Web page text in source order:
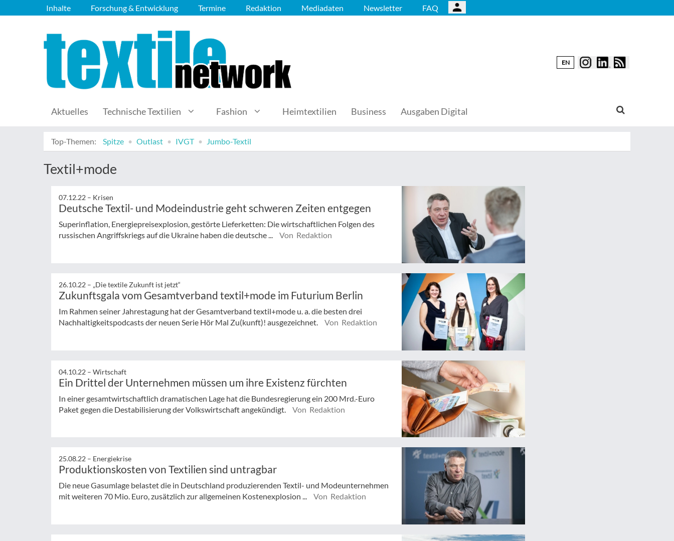
Inhalte Forschung & Entwicklung Termine Redaktion Mediadaten Newsletter FAQ
EN
Aktuelles Technische Textilien Fashion Heimtextilien Business Ausgaben Digital
Top-Themen: Spitze Outlast IVGT Jumbo-Textil
Textil+mode
07.12.22 – Krisen
Deutsche Textil- und Modeindustrie geht schweren Zeiten entgegen
Superinflation, Energiepreisexplosion, gestörte Lieferketten: Die wirtschaftlichen Folgen des
russischen Angriffskriegs auf die Ukraine haben die deutsche ...
Von Redaktion
26.10.22 – „Die textile Zukunft ist jetzt“
Zukunftsgala vom Gesamtverband textil+mode im Futurium Berlin
Im Rahmen seiner Jahrestagung hat der Gesamtverband textil+mode u. a. die besten drei
Nachhaltigkeitspodcasts der neuen Serie Hör Mal Zu(kunft)! ausgezeichnet.
Von Redaktion
04.10.22 – Wirtschaft
Ein Drittel der Unternehmen müssen um ihre Existenz fürchten
In einer gesamtwirtschaftlich dramatischen Lage hat die Bundesregierung ein 200 Mrd.-Euro
Paket gegen die Destabilisierung der Volkswirtschaft angekündigt.
Von Redaktion
25.08.22 – Energiekrise
Produktionskosten von Textilien sind untragbar
Die neue Gasumlage belastet die in Deutschland produzierenden Textil- und Modeunternehmen
mit weiteren 70 Mio. Euro, zusätzlich zur allgemeinen Kostenexplosion ...
Von Redaktion